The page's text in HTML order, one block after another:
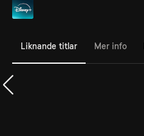
Liknande titlar Mer info